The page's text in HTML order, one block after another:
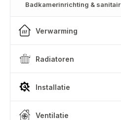
Badkamerinrichting & sanitair
Verwarming
Radiatoren
Installatie
Ventilatie